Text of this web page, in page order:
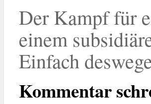
Der Kampf für
einem
Einfach
Kommentar